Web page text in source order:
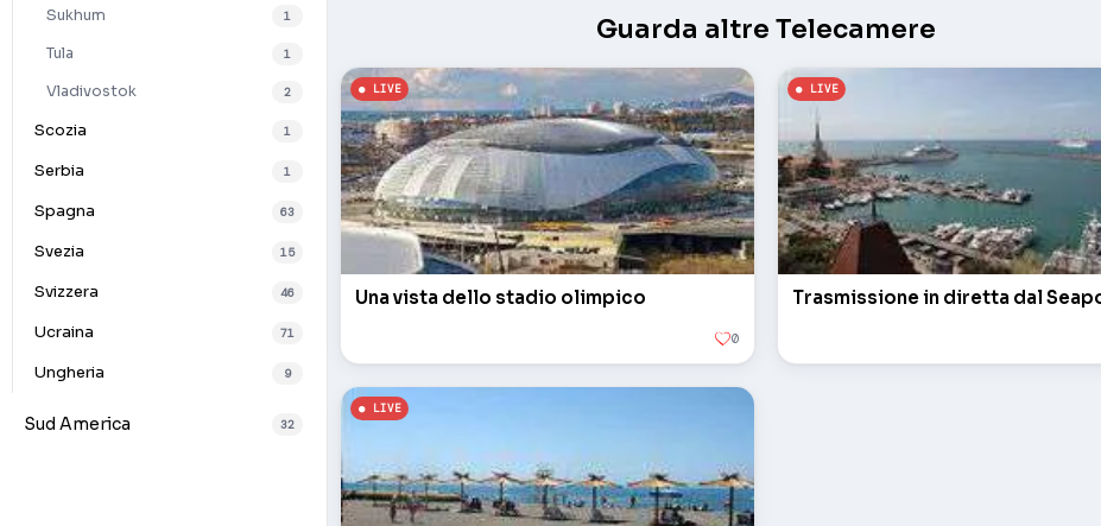
Sukhum 1
Tula 1
Vladivostok 2
Scozia 1
Serbia 1
Spagna 63
Svezia 15
Svizzera 46
Ucraina 71
Ungheria 9
Sud America 32
Guarda altre Telecamere
Una vista dello stadio olimpico
0
Trasmissione in diretta dal